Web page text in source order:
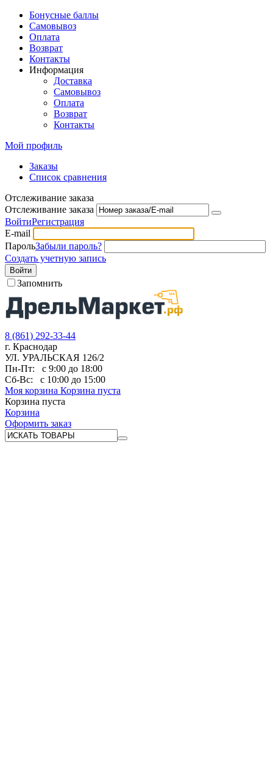
Бонусные баллы
Самовывоз
Оплата
Возврат
Контакты
Информация
Доставка
Самовывоз
Оплата
Возврат
Контакты
Мой профиль
Заказы
Список сравнения
Отслеживание заказа
Отслеживание заказа
ВойтиРегистрация
E-mail
ПарольЗабыли пароль?
Создать учетную запись
Войти
Запомнить
8 (861) 292-33-44
г. Краснодар
УЛ. УРАЛЬСКАЯ 126/2
Пн-Пт:
с 9:00 до 18:00
Сб-Вс:
с 10:00 до 15:00
Моя корзина Корзина пуста
Корзина пуста
Корзина
Оформить заказ